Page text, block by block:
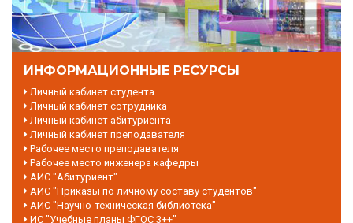
ИНФОРМАЦИОННЫЕ РЕСУРСЫ
Личный кабинет студента
Личный кабинет сотрудника
Личный кабинет абитуриента
Личный кабинет преподавателя
Рабочее место преподавателя
Рабочее место инженера кафедры
АИС "Абитуриент"
АИС "Приказы по личному составу студентов"
АИС "Научно-техническая библиотека"
ИС "Учебные планы ФГОС 3++"